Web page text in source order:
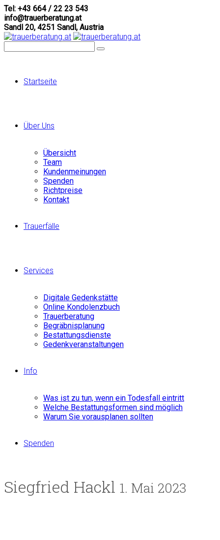
Tel: +43 664 / 22 23 543
info@trauerberatung.at
Sandl 20, 4251 Sandl, Austria
Startseite
Über Uns
Übersicht
Team
Kundenmeinungen
Spenden
Richtpreise
Kontakt
Trauerfälle
Services
Digitale Gedenkstätte
Online Kondolenzbuch
Trauerberatung
Begräbnisplanung
Bestattungsdienste
Gedenkveranstaltungen
Info
Was ist zu tun, wenn ein Todesfall eintritt
Welche Bestattungsformen sind möglich
Warum Sie vorausplanen sollten
Spenden
Siegfried Hackl 1. Mai 2023